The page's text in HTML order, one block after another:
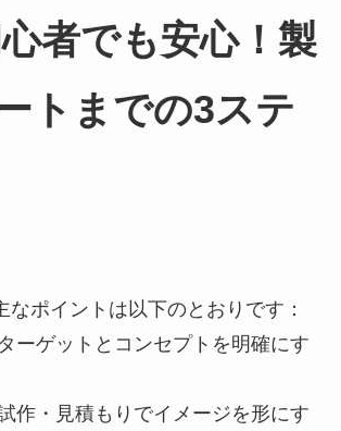
者でも安心！製
トまでの3ステ
なポイントは以下のとおりです：
ーゲットとコンセプトを明確にす
作・見積もりでイメージを形にす